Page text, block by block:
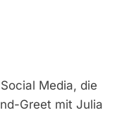
Media, die
Greet mit Julia